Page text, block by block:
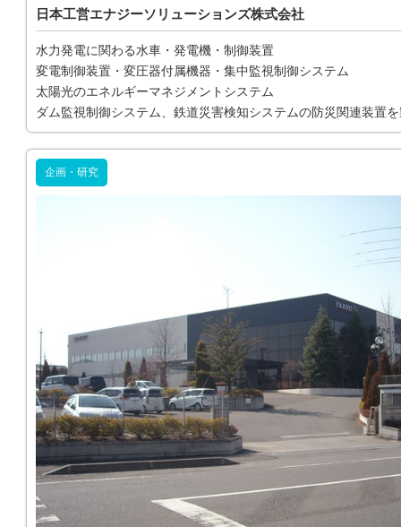
日本工営エナジーソリューションズ株式会社
水力発電に関わる水車・発電機・制御装置
変電制御装置・変圧器付属機器・集中監視制御システム
太陽光のエネルギーマネジメントシステム
ダム監視制御システム、鉄道災害検知システムの防災関連装置
企画・研究